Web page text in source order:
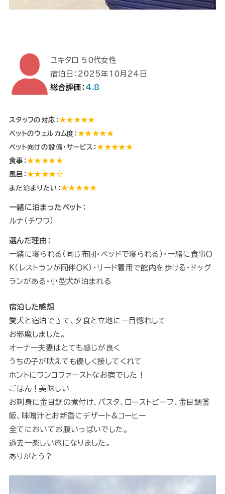
ユキタロ 50代女性
宿泊日：2025年10月24日
総合評価： 4.8
スタッフの対応： ★★★★★
ペットのウェルカム度：★★★★★
ペット向けの設備・サービス：★★★★★
食事：★★★★★
風呂：★★★★☆
また泊まりたい： ★★★★★
一緒に泊まったペット：
ルナ（チワワ）
選んだ理由：
一緒に寝られる（同じ布団・ベッドで寝られる）・一緒に食事Ｏ
Ｋ（レストランが同伴ＯＫ）・リード着用で館内を歩ける・ドッグ
ランがある・小型犬が泊まれる
宿泊した感想
愛犬と宿泊できて、夕食と立地に一目惚れして
お邪魔しました。
オーナー夫妻はとても感じが良く
うちの子が吠えても優しく接してくれて
ホントにワンコファーストなお宿でした！
ごはん！美味しい
お刺身に金目鯛の煮付け、パスタ、ローストビーフ、金目鯛釜
飯、味噌汁とお新香にデザート&コーヒー
全てにおいてお腹いっぱいでした。
過去一楽しい旅になりました。
ありがとう?